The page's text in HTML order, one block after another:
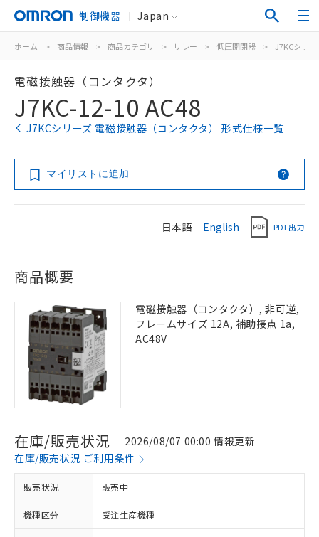
制御機器 Japan
ホーム > 商品情報 > 商品カテゴリ > リレー > 低圧開閉器 > J7KCシリー
電磁接触器（コンタクタ）
J7KC-12-10 AC48
J7KCシリーズ 電磁接触器（コンタクタ） 形式仕様一覧
マイリストに追加
日本語 English PDF出力
商品概要
電磁接触器（コンタクタ）, 非可逆,
フレームサイズ 12A, 補助接点 1a,
AC48V
在庫/販売状況
2026/08/07 00:00 情報更新
在庫/販売状況 ご利用条件
販売状況 販売中
機種区分 受注生産機種